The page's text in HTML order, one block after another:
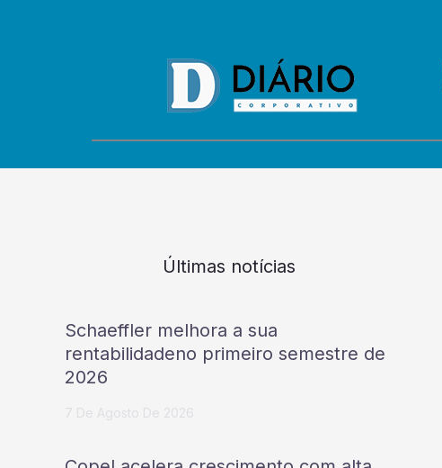
Últimas notícias
Schaeffler melhora a sua
rentabilidadeno primeiro semestre de
2026